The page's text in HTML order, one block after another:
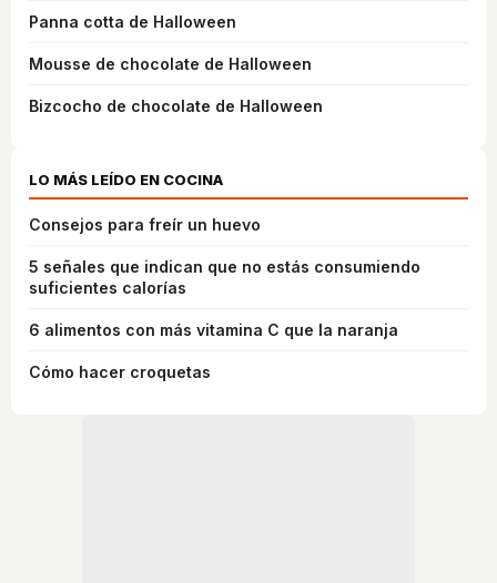
Panna cotta de Halloween
Mousse de chocolate de Halloween
Bizcocho de chocolate de Halloween
LO MÁS LEÍDO EN COCINA
Consejos para freír un huevo
5 señales que indican que no estás consumiendo
suficientes calorías
6 alimentos con más vitamina C que la naranja
Cómo hacer croquetas